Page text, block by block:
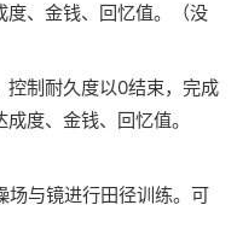
、金钱、回忆值。（没
控制耐久度以0结束，完成
度、金钱、回忆值。
场与镜进行田径训练。可